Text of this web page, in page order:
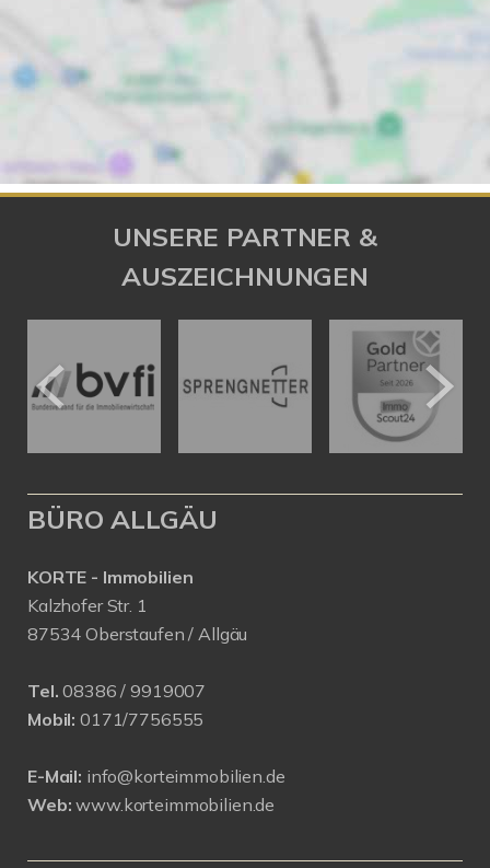
UNSERE PARTNER &
AUSZEICHNUNGEN
BÜRO ALLGÄU
KORTE - Immobilien
Kalzhofer Str. 1
87534 Oberstaufen / Allgäu
Tel. 08386 / 9919007
Mobil: 0171/7756555
E-Mail: info@korteimmobilien.de
Web: www.korteimmobilien.de